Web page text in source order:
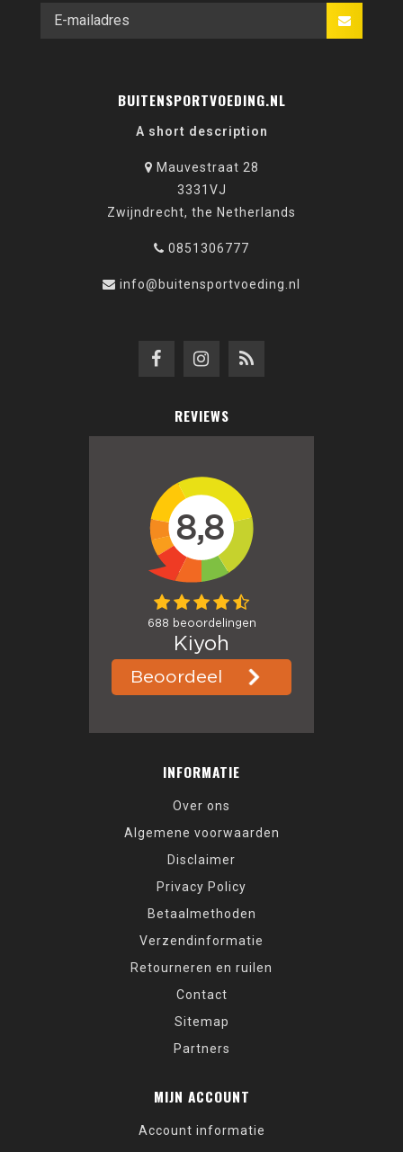
BUITENSPORTVOEDING.NL
A short description
Mauvestraat 28
3331VJ
Zwijndrecht, the Netherlands
0851306777
info@buitensportvoeding.nl
REVIEWS
INFORMATIE
Over ons
Algemene voorwaarden
Disclaimer
Privacy Policy
Betaalmethoden
Verzendinformatie
Retourneren en ruilen
Contact
Sitemap
Partners
MIJN ACCOUNT
Account informatie